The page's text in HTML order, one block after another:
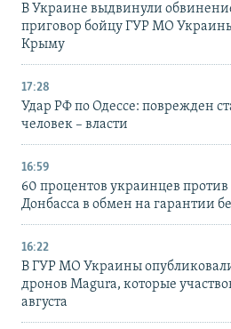
В Украине выдвинули
приговор бойцу ГУР МО
Крыму
17:28
Удар РФ по Одессе: поврежден
человек – власти
16:59
60 процентов украинцев
Донбасса в обмен на гарантии
16:22
В ГУР МО Украины
дронов Magura, которые
августа